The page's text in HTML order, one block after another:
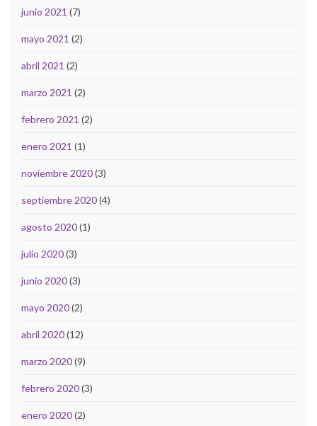
junio 2021 (7)
mayo 2021 (2)
abril 2021 (2)
marzo 2021 (2)
febrero 2021 (2)
enero 2021 (1)
noviembre 2020(3)
septiembre 2020(4)
agosto 2020(1)
julio 2020(3)
junio 2020(3)
mayo 2020(2)
abril 2020(12)
marzo 2020(9)
febrero 2020(3)
enero 2020(2)